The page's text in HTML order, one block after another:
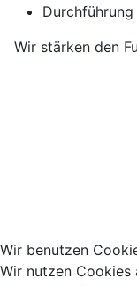
Wir stärken den
Wir benutzen
Wir nutzen Cookies